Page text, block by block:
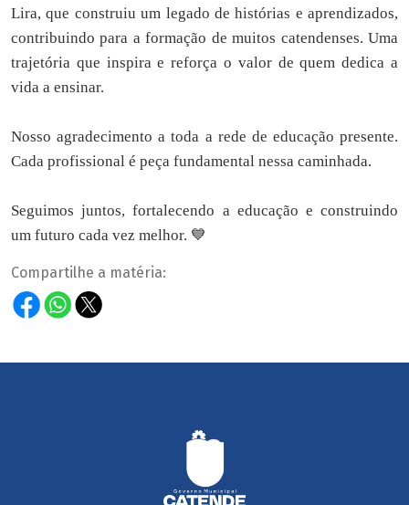
Lira, que construiu um legado de histórias e aprendizados,
contribuindo para a formação de muitos catendenses. Uma
trajetória que inspira e reforça o valor de quem dedica a
vida a ensinar.
Nosso agradecimento a toda a rede de educação presente.
Cada profissional é peça fundamental nessa caminhada.
Seguimos juntos, fortalecendo a educação e construindo
um futuro cada vez melhor. 💙
Compartilhe a matéria: